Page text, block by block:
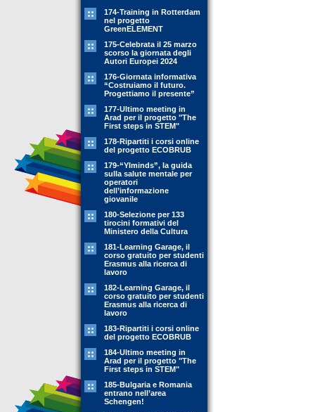
174-Training in Rotterdam
nel progetto
GreenELEMENT
175-Celebrata il 25 marzo
scorso la giornata degli
Autori Europei 2024
176-Giornata informativa
“Costruiamo il futuro.
Progettiamo il presente”
177-Ultimo meeting in
Arad per il progetto "The
First steps in STEM"
178-Ripartiti i corsi online
del progetto ECOBRUB
179-“YIminds”, la guida
sulla salute mentale per
operatori
dell’informazione
giovanile
180-Selezione per 133
tirocini formativi del
Ministero della Cultura
181-Learning Garage, il
corso gratuito per studenti
Erasmus alla ricerca di
lavoro
182-Learning Garage, il
corso gratuito per studenti
Erasmus alla ricerca di
lavoro
183-Ripartiti i corsi online
del progetto ECOBRUB
184-Ultimo meeting in
Arad per il progetto "The
First steps in STEM"
185-Bulgaria e Romania
entrano nell’area
Schengen!